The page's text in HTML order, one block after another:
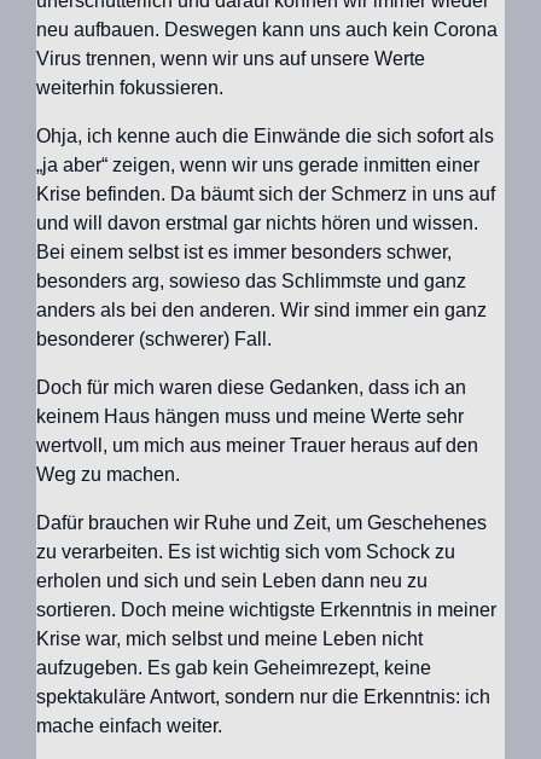
neu aufbauen. Deswegen kann uns auch kein Corona
Virus trennen, wenn wir uns auf unsere Werte
weiterhin fokussieren.
Ohja, ich kenne auch die Einwände die sich sofort als
„ja aber“ zeigen, wenn wir uns gerade inmitten einer
Krise befinden. Da bäumt sich der Schmerz in uns auf
und will davon erstmal gar nichts hören und wissen.
Bei einem selbst ist es immer besonders schwer,
besonders arg, sowieso das Schlimmste und ganz
anders als bei den anderen. Wir sind immer ein ganz
besonderer (schwerer) Fall.
Doch für mich waren diese Gedanken, dass ich an
keinem Haus hängen muss und meine Werte sehr
wertvoll, um mich aus meiner Trauer heraus auf den
Weg zu machen.
Dafür brauchen wir Ruhe und Zeit, um Geschehenes
zu verarbeiten. Es ist wichtig sich vom Schock zu
erholen und sich und sein Leben dann neu zu
sortieren. Doch meine wichtigste Erkenntnis in meiner
Krise war, mich selbst und meine Leben nicht
aufzugeben. Es gab kein Geheimrezept, keine
spektakuläre Antwort, sondern nur die Erkenntnis: ich
mache einfach weiter.